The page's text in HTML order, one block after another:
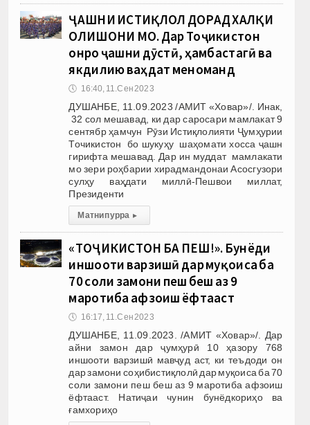
ҶАШНИ ИСТИҚЛОЛ ДОРАД ХАЛҚИ
ОЛИШОНИ МО. Дар Тоҷикистон
онро ҷашни дӯстӣ, ҳамбастагӣ ва
якдилию ваҳдат меноманд
🕔 16:40, 11.Сен 2023
ДУШАНБЕ, 11.09.2023 /АМИТ «Ховар»/. Инак,
32 сол мешавад, ки дар саросари мамлакат 9
сентябр ҳамчун Рӯзи Истиқлолияти Ҷумҳурии
Точикистон бо шукуҳу шаҳомати хосса ҷашн
гирифта мешавад. Дар ин муддат мамлакати
мо зери роҳбарии хирадмандонаи Асосгузори
сулҳу ваҳдати миллӣ-Пешвои миллат,
Президенти
Матни пурра ▸
«ТОҶИКИСТОН БА ПЕШ!». Бунёди
иншооти варзишӣ дар муқоиса ба
70 соли замони пеш беш аз 9
маротиба афзоиш ёфтааст
🕔 16:17, 11.Сен 2023
ДУШАНБЕ, 11.09.2023. /АМИТ «Ховар»/. Дар
айни замон дар ҷумҳурӣ 10 ҳазору 768
иншооти варзишӣ мавҷуд аст, ки теъдоди он
дар замони соҳибистиқлолӣ дар муқоиса ба 70
соли замони пеш беш аз 9 маротиба афзоиш
ёфтааст. Натиҷаи чунин бунёдкориҳо ва
ғамхориҳо